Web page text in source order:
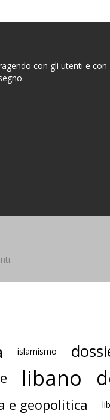
con gli utenti e con
islamismo
libano
e geopolitica